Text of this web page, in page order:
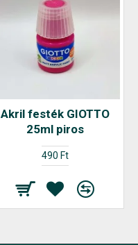
Akril festék GIOTTO
25ml piros
490 Ft